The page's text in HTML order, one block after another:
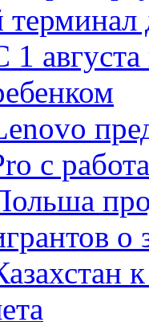
1
с